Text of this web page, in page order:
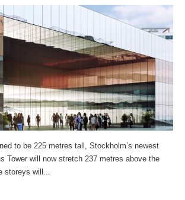
to be 225 metres tall, Stockholm’s newest
Tower will now stretch 237 metres above the
storeys will...